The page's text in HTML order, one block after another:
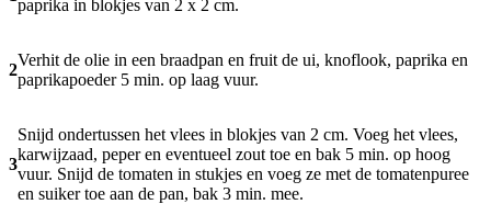
paprika in blokjes van 2 x 2 cm.
2
Verhit de olie in een braadpan en fruit de ui, knoflook, paprika en
paprikapoeder 5 min. op laag vuur.
3
Snijd ondertussen het vlees in blokjes van 2 cm. Voeg het vlees,
karwijzaad, peper en eventueel zout toe en bak 5 min. op hoog
vuur. Snijd de tomaten in stukjes en voeg ze met de tomatenpuree
en suiker toe aan de pan, bak 3 min. mee.